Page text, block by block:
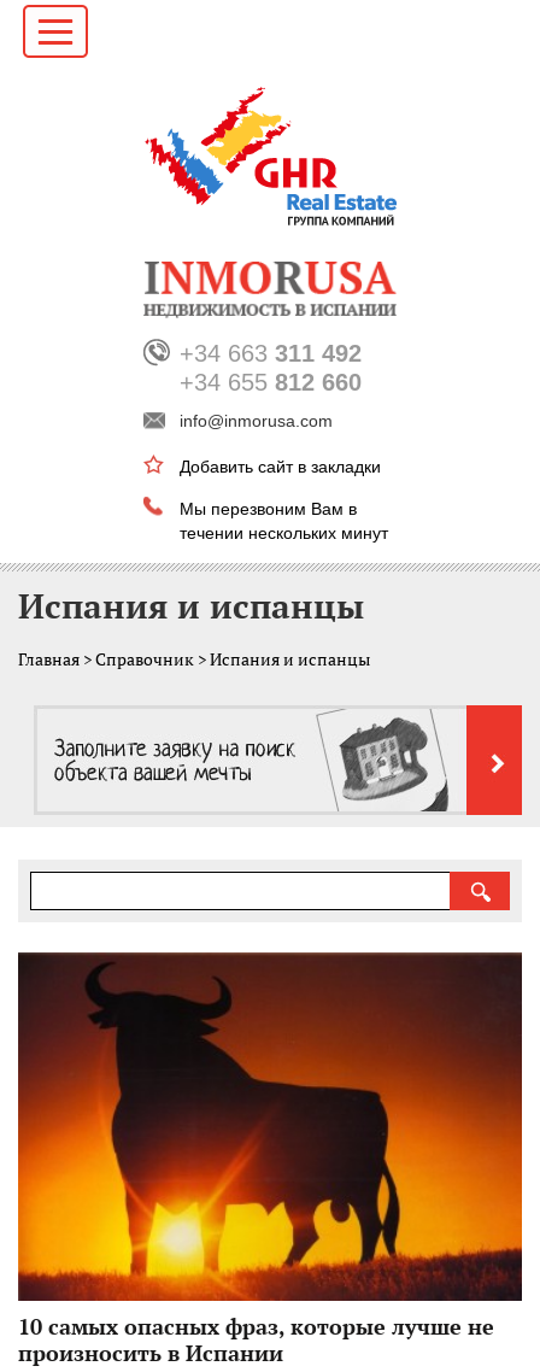
+34 663 311 492
+34 655 812 660
info@inmorusa.com
Добавить сайт в закладки
Мы перезвоним Вам в
течении нескольких минут
Испания и испанцы
Главная >Справочник > Испания и испанцы
10 самых опасных фраз, которые лучше не
произносить в Испании